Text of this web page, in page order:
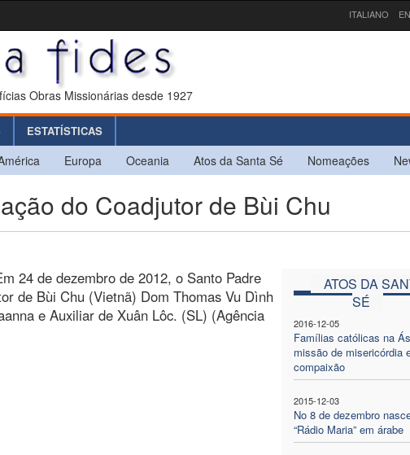
ITALIANO
Obras Missionárias desde 1927
ESTATÍSTICAS
Europa Oceania Atos da Santa Sé Nomeações
do Coadjutor de Bùi Chu
ATOS DA
SÉ
2016-12-05
Famílias católicas na
missão de misericórdia
compaixão
2015-12-03
No 8 de dezembro
“Rádio Maria” em árabe
24 de dezembro de 2012, o Santo Padre
de Bùi Chu (Vietnã) Dom Thomas Vu Dình
e Auxiliar de Xuân Lôc. (SL) (Agência